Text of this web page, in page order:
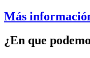
Más
¿En que